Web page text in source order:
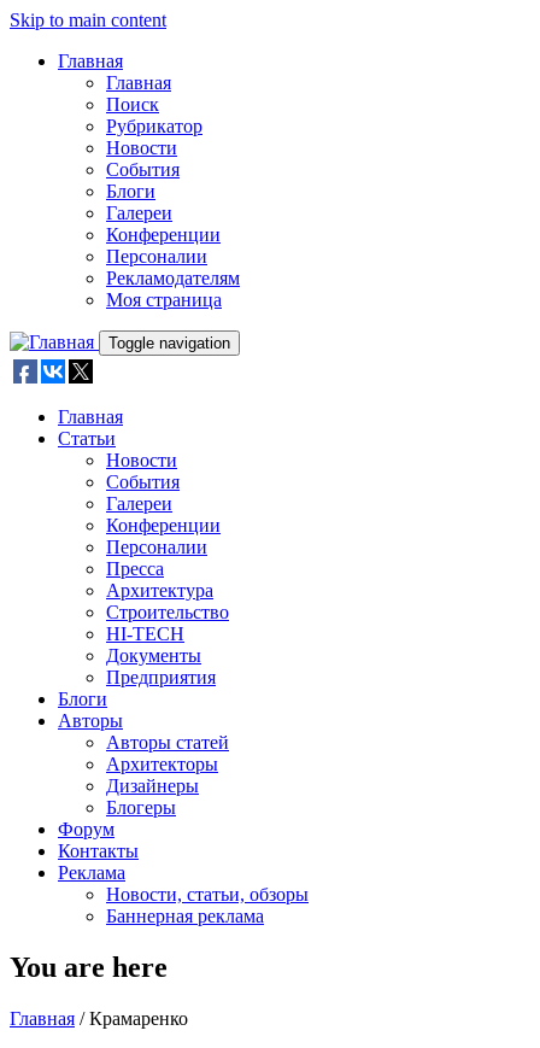
Skip to main content
Главная
Главная
Поиск
Рубрикатор
Новости
События
Блоги
Галереи
Конференции
Персоналии
Рекламодателям
Моя страница
Toggle navigation
Главная
Статьи
Новости
События
Галереи
Конференции
Персоналии
Пресса
Архитектура
Строительство
HI-TECH
Документы
Предприятия
Блоги
Авторы
Авторы статей
Архитекторы
Дизайнеры
Блогеры
Форум
Контакты
Реклама
Новости, статьи, обзоры
Баннерная реклама
You are here
Главная / Крамаренко